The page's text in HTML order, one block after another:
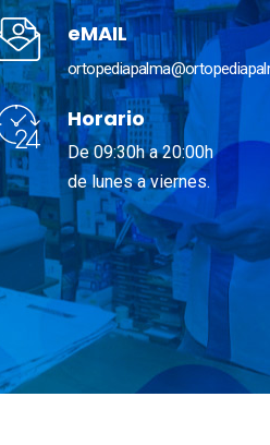
eMAIL
Horario
De 09:30h a 20:00h
de lunes a viernes.